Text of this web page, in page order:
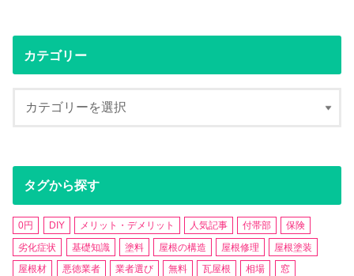
カテゴリー
タグから探す
0円 DIY メリット・デメリット 人気記事 付帯部
保険
劣化症状
基礎知識 塗料 屋根の構造 屋根修理
屋根塗装
屋根材
悪徳業者 業者選び 無料 瓦屋根 相場
窓